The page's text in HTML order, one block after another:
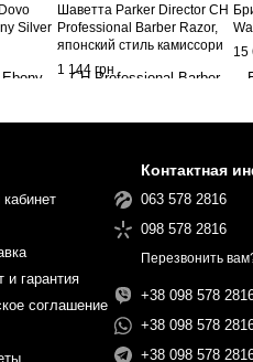
Silver
Шаветта Parker Director CH
Professional Barber Razor,
японский стиль камиссори
1 144 грн
15
и гарантия
соглашение
Контактная
063 578 2816
098 578 2816
Перезвонить
+38 098 578
+38 098 578
+38 098 578